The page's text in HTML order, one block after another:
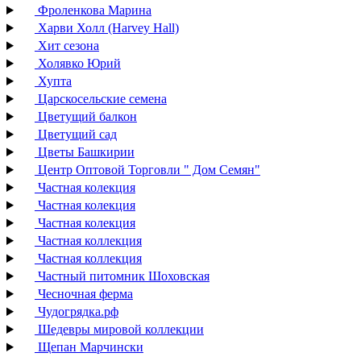
Фроленкова Марина
Харви Холл (Harvey Hall)
Хит сезона
Холявко Юрий
Хупта
Царскосельские семена
Цветущий балкон
Цветущий сад
Цветы Башкирии
Центр Оптовой Торговли " Дом Семян"
Частная колекция
Частная колекция
Частная колекция
Частная коллекция
Частная коллекция
Частный питомник Шоховская
Чесночная ферма
Чудогрядка.рф
Шедевры мировой коллекции
Щепан Марчински